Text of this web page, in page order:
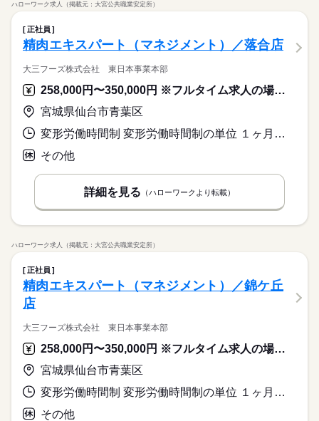
ハローワーク求人（掲載元：大宮公共職業安定所）
正社員
精肉エキスパート（マネジメント）／落合店
大三フーズ株式会社 東日本事業本部
258,000円〜350,000円 ※フルタイム求人の場合は月額（換算額）、パート求人の場合は時間額を表示しています。
宮城県仙台市青葉区
変形労働時間制 変形労働時間制の単位 １ヶ月単位 就業時間１ 7時00分〜16時30分 就業時間に関する特記事項 週４４時間特例事業場
その他
詳細を見る （ハローワークより転載）
ハローワーク求人（掲載元：大宮公共職業安定所）
正社員
精肉エキスパート（マネジメント）／錦ケ丘
店
大三フーズ株式会社 東日本事業本部
258,000円〜350,000円 ※フルタイム求人の場合は月額（換算額）、パート求人の場合は時間額を表示しています。
宮城県仙台市青葉区
変形労働時間制 変形労働時間制の単位 １ヶ月単位 就業時間１ 7時00分〜16時30分 就業時間に関する特記事項 週４４時間特例事業場
その他